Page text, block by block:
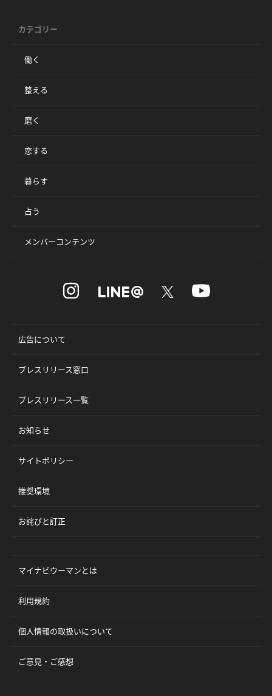
カテゴリー
働く
整える
磨く
恋する
暮らす
占う
メンバーコンテンツ
広告について
プレスリリース窓口
プレスリリース一覧
お知らせ
サイトポリシー
推奨環境
お詫びと訂正
マイナビウーマンとは
利用規約
個人情報の取扱いについて
ご意見・ご感想